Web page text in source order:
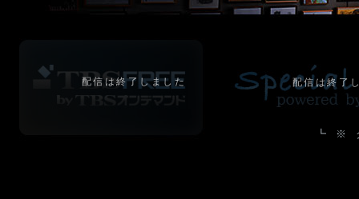
配信は終了しました 配信は終了
┗ ※